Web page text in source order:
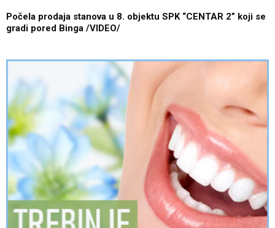
Počela prodaja stanova u 8. objektu SPK “CENTAR 2” koji se
gradi pored Binga /VIDEO/